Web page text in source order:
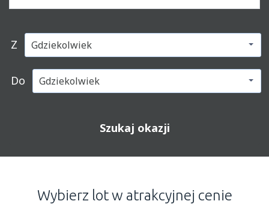
Z
Do
Szukaj okazji
Wybierz lot w atrakcyjnej cenie